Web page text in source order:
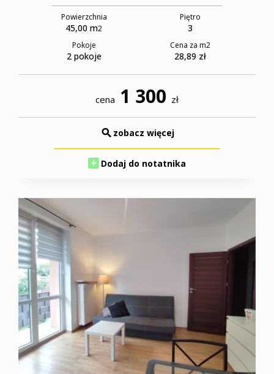
Powierzchnia
45,00 m2
Piętro
3
Pokoje
2 pokoje
Cena za m2
28,89 zł
cena 1 300 zł
Dodaj do notatnika
zobacz więcej